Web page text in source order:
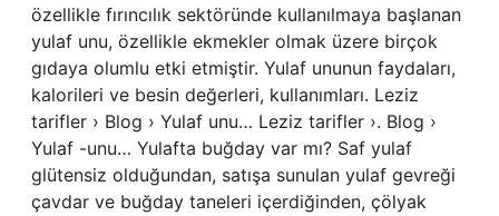
özellikle fırıncılık sektöründe kullanılmaya başlanan
yulaf unu, özellikle ekmekler olmak üzere birçok
gıdaya olumlu etki etmiştir. Yulaf ununun faydaları,
kalorileri ve besin değerleri, kullanımları. Leziz
tarifler › Blog › Yulaf unu… Leziz tarifler ›. Blog ›
Yulaf -unu… Yulafta buğday var mı? Saf yulaf
glütensiz olduğundan, satışa sunulan yulaf gevreği
çavdar ve buğday taneleri içerdiğinden, çölyak